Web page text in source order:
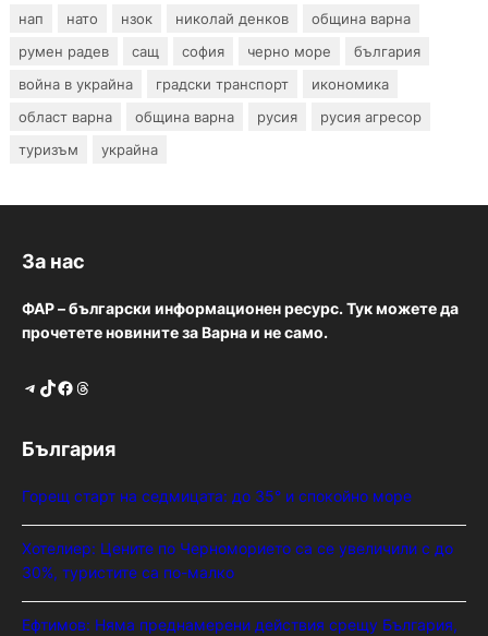
нап
нато нзок николай денков
община варна
румен радев
сащ софия черно море
българия
война в украйна
градски транспорт
икономика
област варна
община варна русия
русия агресор
туризъм
украйна
За нас
ФАР – български информационен ресурс. Тук можете да
прочетете новините за Варна и не само.
Telegram TikTok Facebook Threads
България
Горещ старт на седмицата: до 35° и спокойно море
Хотелиер: Цените по Черноморието са се увеличили с до
30%, туристите са по-малко
Ефтимов: Няма преднамерени действия срещу България,